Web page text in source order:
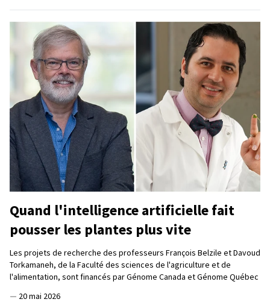
Quand l'intelligence artificielle fait
pousser les plantes plus vite
Les projets de recherche des professeurs François Belzile et Davoud
Torkamaneh, de la Faculté des sciences de l'agriculture et de
l'alimentation, sont financés par Génome Canada et Génome Québec
— 20 mai 2026